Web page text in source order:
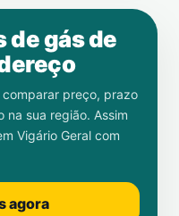
de gás de
preço, prazo
sua região. Assim
Vigário Geral com
agora